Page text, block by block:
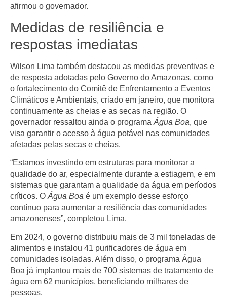
afirmou o governador.
Medidas de resiliência e
respostas imediatas
Wilson Lima também destacou as medidas preventivas e
de resposta adotadas pelo Governo do Amazonas, como
o fortalecimento do Comitê de Enfrentamento a Eventos
Climáticos e Ambientais, criado em janeiro, que monitora
continuamente as cheias e as secas na região. O
governador ressaltou ainda o programa Água Boa, que
visa garantir o acesso à água potável nas comunidades
afetadas pelas secas e cheias.
“Estamos investindo em estruturas para monitorar a
qualidade do ar, especialmente durante a estiagem, e em
sistemas que garantam a qualidade da água em períodos
críticos. O Água Boa é um exemplo desse esforço
contínuo para aumentar a resiliência das comunidades
amazonenses”, completou Lima.
Em 2024, o governo distribuiu mais de 3 mil toneladas de
alimentos e instalou 41 purificadores de água em
comunidades isoladas. Além disso, o programa Água
Boa já implantou mais de 700 sistemas de tratamento de
água em 62 municípios, beneficiando milhares de
pessoas.